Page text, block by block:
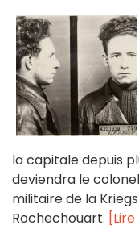
la capitale depuis
deviendra le
militaire de la
Rochechouart.